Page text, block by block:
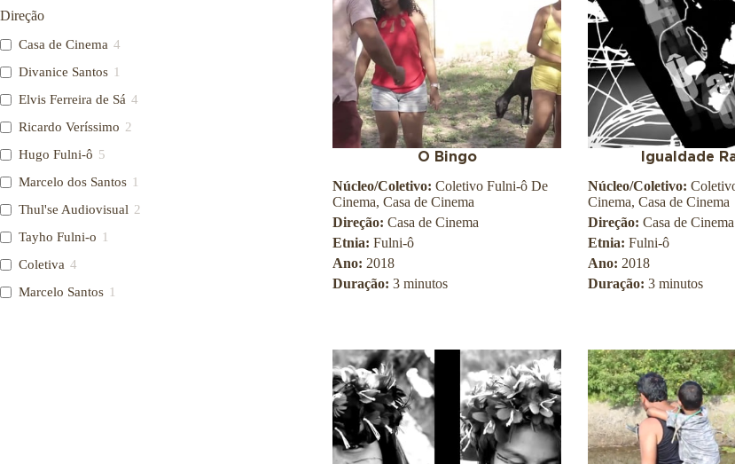
o
u
c
a
O Bingo
Núcleo/Coletivo: Coletivo Fulni-ô De
Cinema, Casa de Cinema
Direção: Casa de Cinema
Etnia: Fulni-ô
Ano: 2018
Duração: 3 minutos
Igualdade
Núcleo/Coletivo:
Cinema, Casa de Cinema
Direção:Casa de Cinema
Etnia:Fulni-ô
Ano: 2018
Duração:3 minutos
Direção
Casa de Cinema 4
Divanice Santos 1
Elvis Ferreira de Sá 4
Ricardo Veríssimo 2
Hugo Fulni-ô 5
Marcelo dos Santos 1
Thul'se Audiovisual 2
Tayho Fulni-o 1
Coletiva 4
Marcelo Santos 1